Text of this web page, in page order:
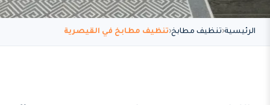
الرئيسية تنظيف مطابخ تنظيف مطابخ في القيصرية